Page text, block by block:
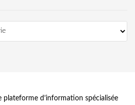
d’information spécialisée